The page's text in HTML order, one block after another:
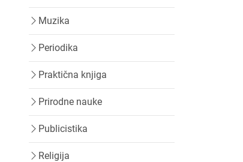
Muzika
Periodika
Praktična knjiga
Prirodne nauke
Publicistika
Religija